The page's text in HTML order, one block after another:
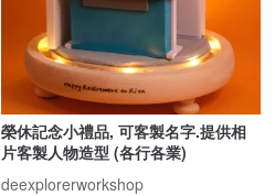
榮休記念小禮品, 可客製名字.提供相
片客製人物造型 (各行各業)
deexplorerworkshop